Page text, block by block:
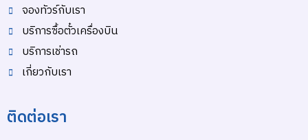
จองทัวร์กับเรา
บริการซื้อตั๋วเครื่องบิน
บริการเช่ารถ
เกี่ยวกับเรา
ติดต่อเรา